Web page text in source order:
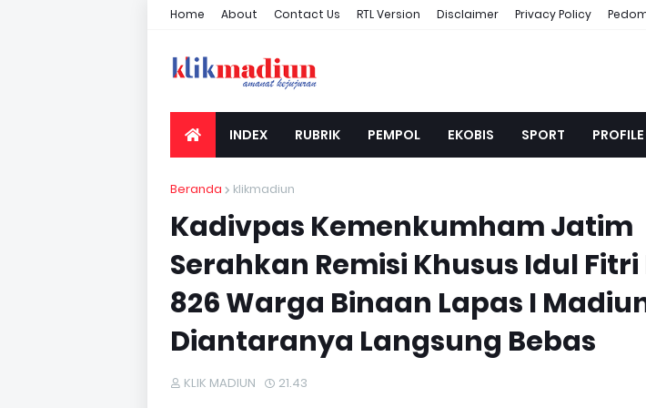
Home About Contact Us RTL Version Disclaimer Privacy Policy
INDEX RUBRIK PEMPOL EKOBIS SPORT PROFILE
Beranda klikmadiun
Kadivpas Kemenkumham Jatim
Serahkan Remisi Khusus Idul
826 Warga Binaan Lapas I
Diantaranya Langsung Bebas
KLIK MADIUN 21.43